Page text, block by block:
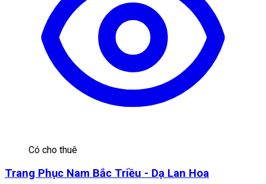
Có cho thuê
Trang Phục Nam Bắc Triều - Dạ Lan Hoa